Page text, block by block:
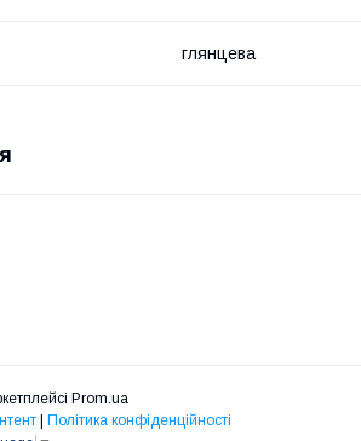
глянцева
Prom.ua
| Політика конфіденційності